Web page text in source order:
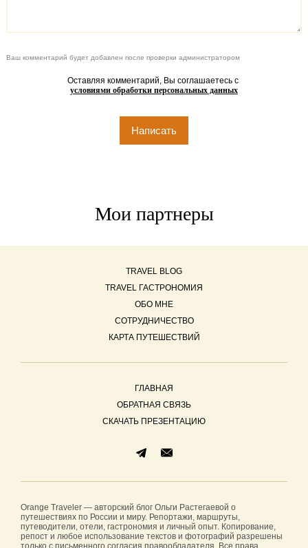
Ваш комментарий будет добавлен после проверки администратором
Оставляя комментарий, Вы соглашаетесь с
условиями обработки персональных данных
Мои партнеры
TRAVEL BLOG
TRAVEL ГАСТРОНОМИЯ
ОБО МНЕ
СОТРУДНИЧЕСТВО
КАРТА ПУТЕШЕСТВИЙ
ГЛАВНАЯ
ОБРАТНАЯ СВЯЗЬ
СКАЧАТЬ ПРЕЗЕНТАЦИЮ
Orange Traveler — авторский блог Ольги Растегаевой о
путешествиях по России и миру. Репортажи, маршруты,
путеводители, отели, гастрономия и личный опыт. Копирование,
репост и любое использование текстов и фотографий разрешены
только с письменного согласия правообладателя. Все права